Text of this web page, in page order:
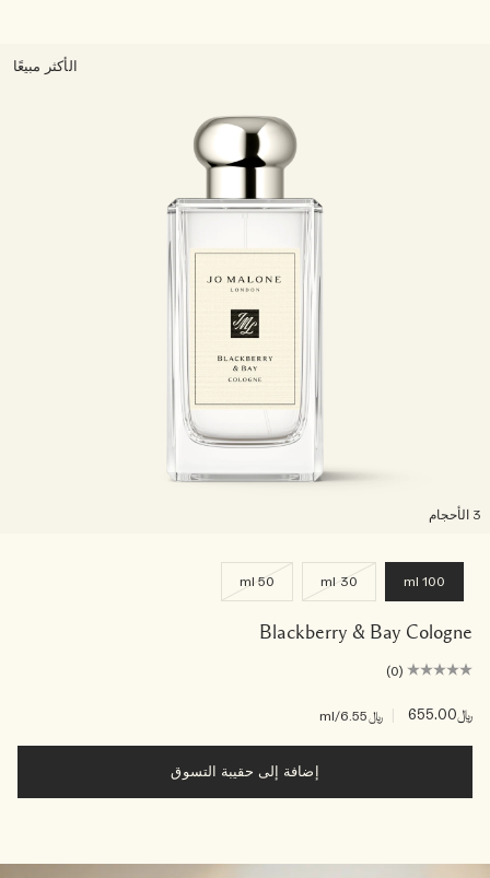
الأكثر مبيعًا
100 ml
30 ml
50 ml
Blackberry & Bay Cologne
(0)
﷼655.00 ﷼6.55 /ml
إضافة إلى حقيبة التسوق